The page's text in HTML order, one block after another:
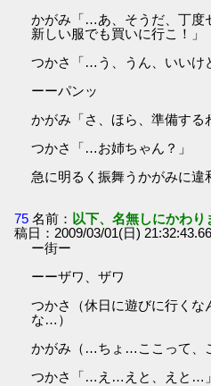
かがみ「…あ、そうだ、丁度
新しい服でも買いに行こ！」
つかさ「…う、うん、いいけ
ーーパンッ
かがみ「さ、ほら、準備する
つかさ「…お姉ちゃん？」
急に明るく振舞うかがみに違
75 名前： 以下、名無しにかわ
稿日：2009/03/01(日)
ー街ー
ーーザワ、ザワ
つかさ（休日に遊びに行く
な…）
かがみ（…ちょ…ここって、
つかさ「…え…えと、えと…」